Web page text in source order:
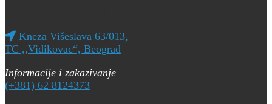
Kneza Višeslava 63/013,
TC ,,Vidikovac“, Beograd
Informacije i zakazivanje
(+381) 62 8124373